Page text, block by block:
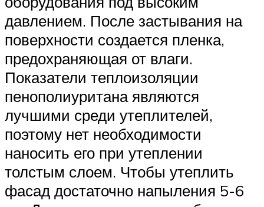
давлением. После застывания на
поверхности создается пленка,
предохраняющая от влаги.
Показатели теплоизоляции
пенополиуритана являются
лучшими среди утеплителей,
поэтому нет необходимости
наносить его при утеплении
толстым слоем. Чтобы утеплить
фасад достаточно напыления 5-6